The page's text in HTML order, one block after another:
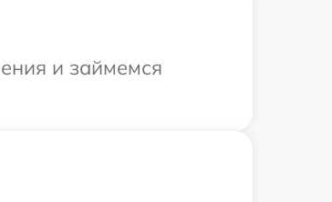
и займемся